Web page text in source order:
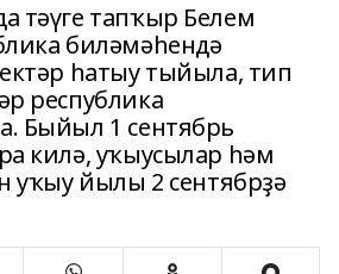
тәүге тапҡыр Белем
биләмәһендә
һатыу тыйыла, тип
республика
Быйыл 1 сентябрь
килә, уҡыусылар һәм
уҡыу йылы 2 сентябрҙә